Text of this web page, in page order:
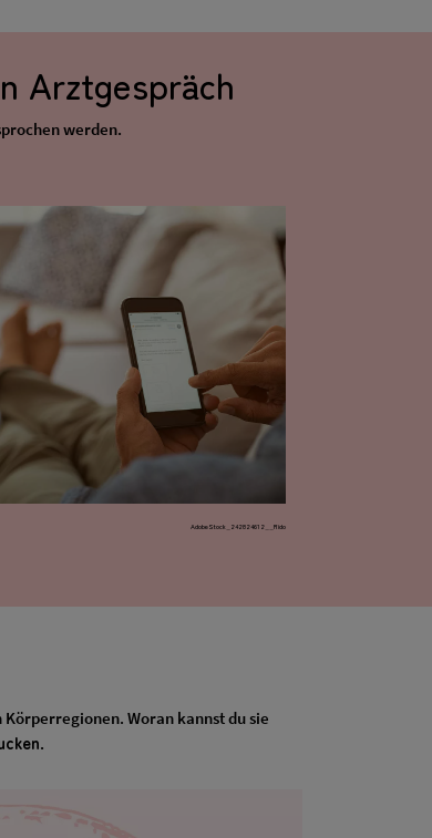
Arztgespräch
werden.
AdobeStock_242824612__Rido
Woran kannst du sie
.